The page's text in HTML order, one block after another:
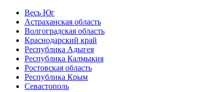
Весь Юг
Астраханская область
Волгоградская область
Краснодарский край
Республика Адыгея
Республика Калмыкия
Ростовская область
Республика Крым
Севастополь